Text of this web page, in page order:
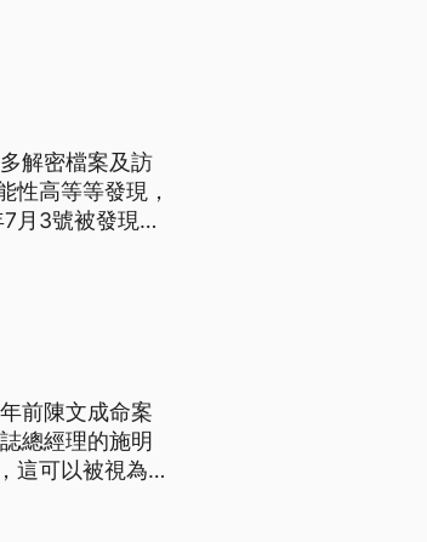
，首先是陳文
解密檔案及訪
性高等等發現，
月3號被發現陳
，首先是陳文
前陳文成命案
總經理的施明
這可以被視為是
治時期警總對於